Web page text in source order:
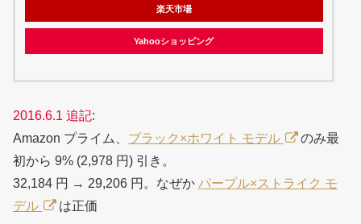
楽天市場
Yahooショッピング
2016.6.1 追記:
Amazon プライム、 ブラック×ホワイト モデル
のみ最
初から 9% (2,978 円) 引き。
32,184 円 → 29,206 円。なぜか パープル×ストライク モ
デル
は正価